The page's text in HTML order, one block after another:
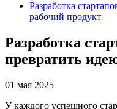
Блог
Разработка
рабочий продукт
Разработка
превратить